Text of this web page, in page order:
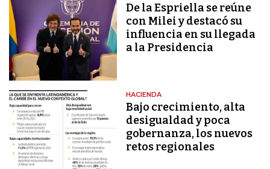
De la Espriella se reúne
con Milei y destacó su
influencia en su llegada
a la Presidencia
HACIENDA
Bajo crecimiento, alta
desigualdad y poca
gobernanza, los nuevos
retos regionales